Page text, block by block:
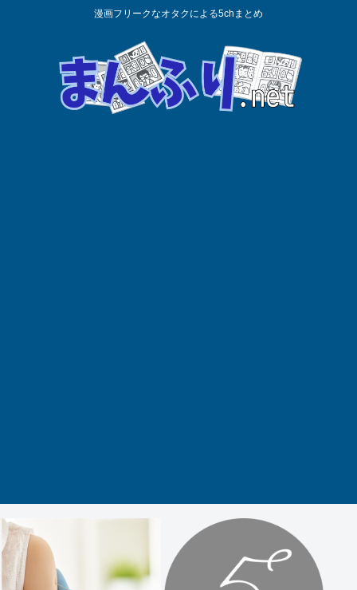
漫画フリークなオタクによる5chまとめ